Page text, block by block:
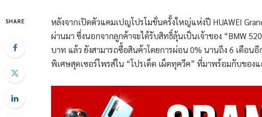
SHARE
หลังจากเปิดตัวแคมเปญโปรโมชั่นครั้งใหญ่แห่งปี HUAWEI
ผ่านมา ซึ่งนอกจากลูกค้าจะได้รับสิทธิ์ลุ้นเป็นเจ้าของ “BMW
บาท แล้ว ยังสามารถซื้อสินค้าโดยการผ่อน 0% นานถึง 6 เดือ
พิเศษสุดเซอร์ไพรส์ใน “โปรเด็ด เผ็ดทุควีค” ที่มาพร้อมกับของ